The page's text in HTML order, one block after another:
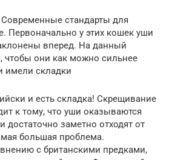
стандарты для
Первоначально у этих кошек уши
вперед. На данный
чтобы они как можно сильнее
имели складки
и есть складка! Скрещивание
к тому, что уши оказываются
заметно отходят от
большая проблема.
с британскими предками,